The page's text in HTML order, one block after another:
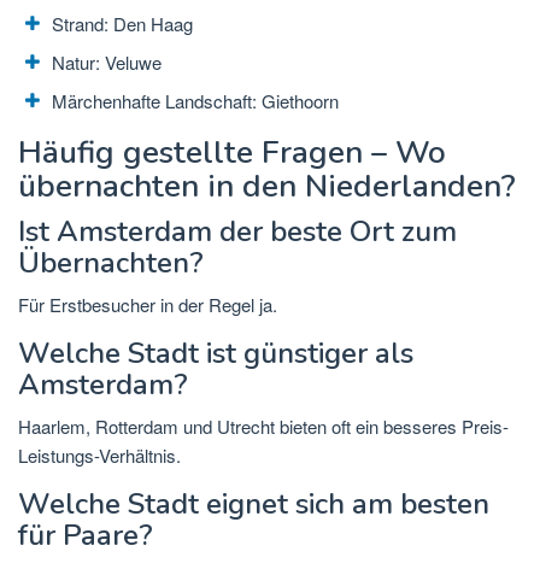
Strand: Den Haag
Natur: Veluwe
Märchenhafte Landschaft: Giethoorn
Häufig gestellte Fragen – Wo
übernachten in den Niederlanden?
Ist Amsterdam der beste Ort zum
Übernachten?
Für Erstbesucher in der Regel ja.
Welche Stadt ist günstiger als
Amsterdam?
Haarlem, Rotterdam und Utrecht bieten oft ein besseres Preis-
Leistungs-Verhältnis.
Welche Stadt eignet sich am besten
für Paare?